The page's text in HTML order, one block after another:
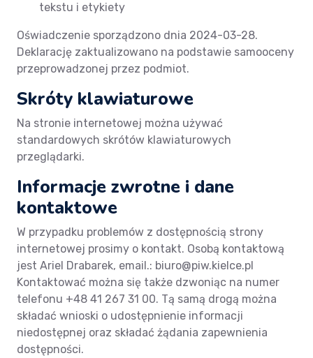
tekstu i etykiety
Oświadczenie sporządzono dnia 2024-03-28.
Deklarację zaktualizowano na podstawie samooceny
przeprowadzonej przez podmiot.
Skróty klawiaturowe
Na stronie internetowej można używać
standardowych skrótów klawiaturowych
przeglądarki.
Informacje zwrotne i dane
kontaktowe
W przypadku problemów z dostępnością strony
internetowej prosimy o kontakt. Osobą kontaktową
jest Ariel Drabarek, email.: biuro@piw.kielce.pl
Kontaktować można się także dzwoniąc na numer
telefonu +48 41 267 31 00. Tą samą drogą można
składać wnioski o udostępnienie informacji
niedostępnej oraz składać żądania zapewnienia
dostępności.